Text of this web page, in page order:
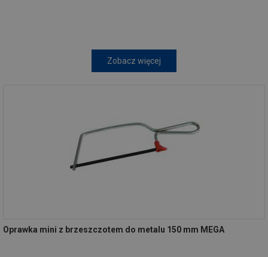
Zobacz więcej
Oprawka mini z brzeszczotem do metalu 150 mm MEGA